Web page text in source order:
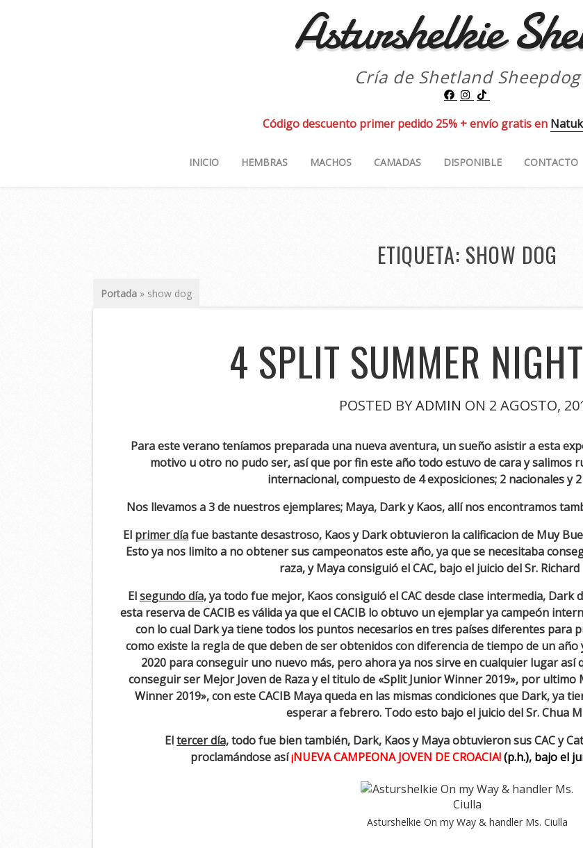
Asturshelkie
Cría de Shetland Sheepdog
Código descuento primer pedido 25% + envío gratis en
INICIO HEMBRAS MACHOS CAMADAS DISPONIBLE CONTACTO
ETIQUETA: SHOW DOG
Portada » show dog
4 SPLIT SUMMER
POSTED BYADMIN ON 2 AGOSTO,
Para este verano teníamos preparada una nueva aventura, un sueño asistir a esta
motivo u otro no pudo ser, así que por fin este año todo estuvo de cara y salimos
internacional, compuesto de 4 exposiciones; 2 nacionales y
Nos llevamos a 3 de nuestros ejemplares; Maya, Dark y Kaos, allí nos encontramos
El primer díafue bastante desastroso, Kaos y Dark obtuvieron la calificacion de Muy
Esto ya nos limito a no obtener sus campeonatos este año, ya que se necesitaba
raza, y Maya consiguió el CAC, bajo el juicio del Sr. Richard
Elsegundodía,ya todo fue mejor, Kaos consiguió el CAC desde clase intermedia, Dark
esta reserva de CACIB es válida ya que el CACIB lo obtuvo un ejemplar ya campeón
con lo cual Dark ya tiene todos los puntos necesarios en tres países diferentes para
como existe la regla de que deben de ser obtenidos con diferencia de tiempo de un
2020 para conseguir uno nuevo más, pero ahora ya nos sirve en cualquier lugar así
conseguir ser Mejor Joven de Raza y el titulo de «Split Junior Winner 2019», por ultimo
Winner 2019», con este CACIB Maya queda en las mismas condiciones que Dark, ya
esperar a febrero. Todo esto bajo el juicio del Sr. Chua
Eltercer día,todo fue bien también, Dark, Kaos y Maya obtuvieron sus CAC y
proclamándose así¡NUEVA CAMPEONA JOVEN DE CROACIA!(p.h.), bajo el
Asturshelkie On my Way & handler Ms. Ciulla